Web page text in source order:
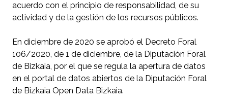
acuerdo con el principio de responsabilidad, de su
actividad y de la gestión de los recursos públicos.
En diciembre de 2020 se aprobó el Decreto Foral
106/2020, de 1 de diciembre, de la Diputación Foral
de Bizkaia, por el que se regula la apertura de datos
en el portal de datos abiertos de la Diputación Foral
de Bizkaia Open Data Bizkaia.